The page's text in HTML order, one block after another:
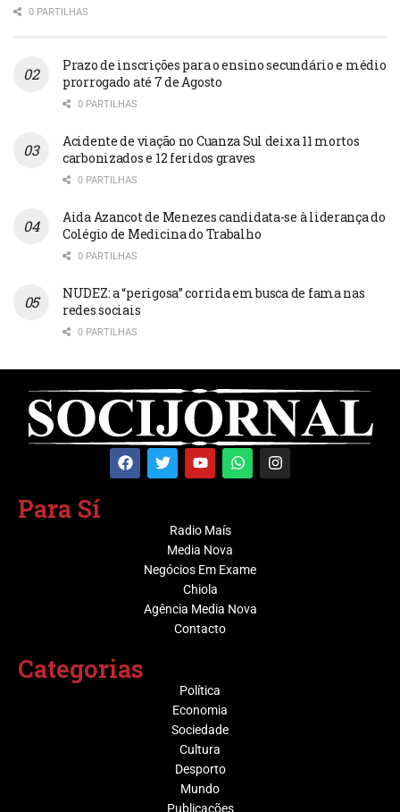
0 PARTILHAS
Prazo de inscrições para o ensino secundário e médio
prorrogado até 7 de Agosto
0 PARTILHAS
Acidente de viação no Cuanza Sul deixa 11 mortos
carbonizados e 12 feridos graves
0 PARTILHAS
Aida Azancot de Menezes candidata-se à liderança do
Colégio de Medicina do Trabalho
0 PARTILHAS
NUDEZ: a “perigosa” corrida em busca de fama nas
redes sociais
0 PARTILHAS
Para Sí
Radio Maís
Media Nova
Negócios Em Exame
Chiola
Agência Media Nova
Contacto
Categorias
Política
Economia
Sociedade
Cultura
Desporto
Mundo
Publicações